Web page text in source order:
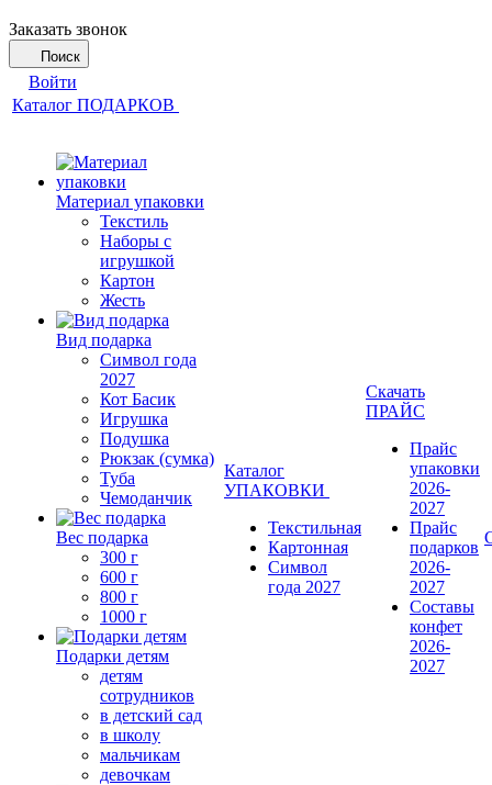
Заказать звонок
Поиск
Войти
Каталог ПОДАРКОВ
Материал упаковки
Текстиль
Наборы с
игрушкой
Картон
Жесть
Вид подарка
Символ года
2027
Кот Басик
Игрушка
Подушка
Рюкзак (сумка)
Туба
Чемоданчик
Вес подарка
300 г
600 г
800 г
1000 г
Подарки детям
детям
сотрудников
в детский сад
в школу
мальчикам
девочкам
Каталог
УПАКОВКИ
Текстильная
Картонная
Символ
года 2027
Скачать
ПРАЙС
Прайс
упаковки
2026-
2027
Прайс
подарков
2026-
2027
Составы
конфет
2026-
2027